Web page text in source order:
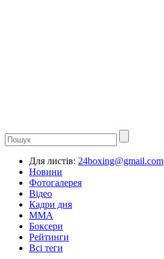
Для листів: 24boxing@gmail.com
Новини
Фотогалерея
Відео
Кадри дня
ММА
Боксери
Рейтинги
Всі теги